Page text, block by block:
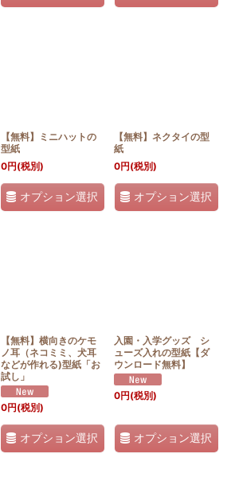
【無料】ミニハットの
型紙
0円(税別)
オプション選択
【無料】ネクタイの型
紙
0円(税別)
オプション選択
【無料】横向きのケモ
ノ耳（ネコミミ、犬耳
などが作れる)型紙「お
試し」
0円(税別)
オプション選択
入園・入学グッズ シ
ューズ入れの型紙【ダ
ウンロード無料】
0円(税別)
オプション選択